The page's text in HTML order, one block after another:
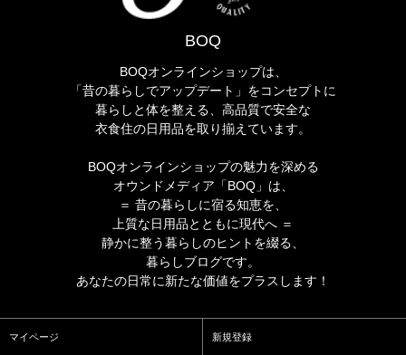
BOQ
BOQオンラインショップは、
「昔の暮らしでアップデート」をコンセプトに
暮らしと体を整える、高品質で安全な
衣食住の日用品を取り揃えています。
BOQオンラインショップの魅力を深める
オウンドメディア「BOQ」は、
＝ 昔の暮らしに宿る知恵を、
上質な日用品とともに現代へ ＝
静かに整う暮らしのヒントを綴る、
暮らしブログです。
あなたの日常に新たな価値をプラスします！
マイページ 新規登録